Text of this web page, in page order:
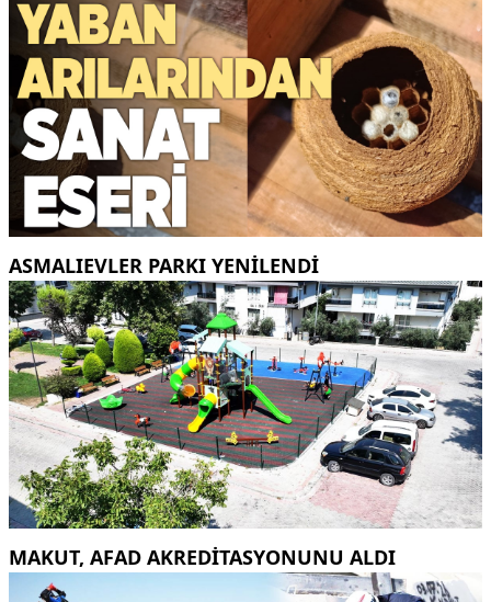
ASMALIEVLER PARKI YENİLENDİ
MAKUT, AFAD AKREDİTASYONUNU ALDI